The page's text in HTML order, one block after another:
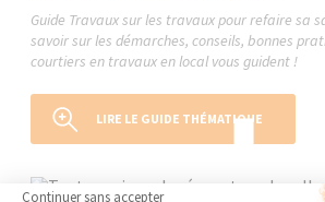
Guide Travaux sur les travaux pour refaire sa
savoir sur les démarches, conseils, bonnes
courtiers en travaux en local vous guident !
LIRE LE GUIDE THÉMATIQUE
Continuer sans accepter